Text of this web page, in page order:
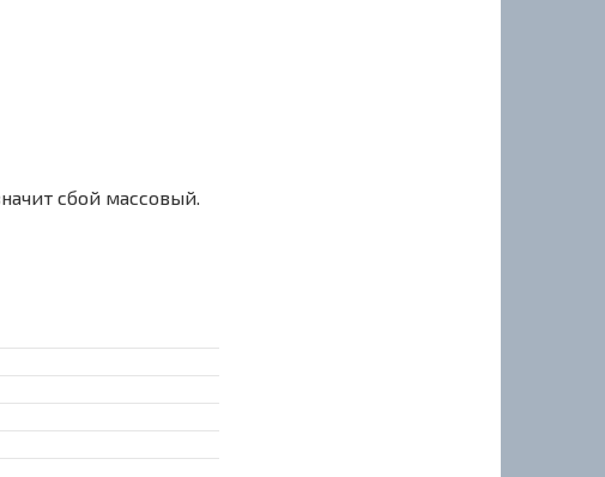
сбой массовый.